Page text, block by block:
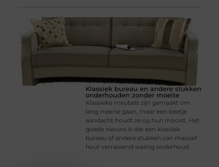
Klassiek bureau en andere stukken
onderhouden zonder moeite
Klassieke meubels zijn gemaakt om
lang mee te gaan, maar een beetje
aandacht houdt ze op hun mooist. Het
goede nieuws is dat een klassiek
bureau of andere stukken van massief
hout verrassend weinig onderhoud